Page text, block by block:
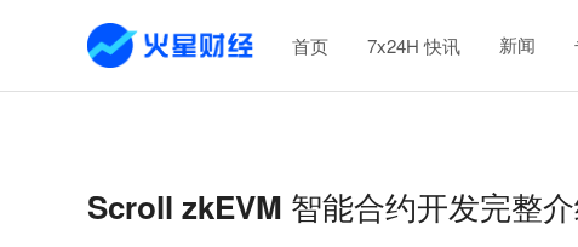
首页 7x24H 快讯 新闻
Scroll zkEVM 智能合约开发完整